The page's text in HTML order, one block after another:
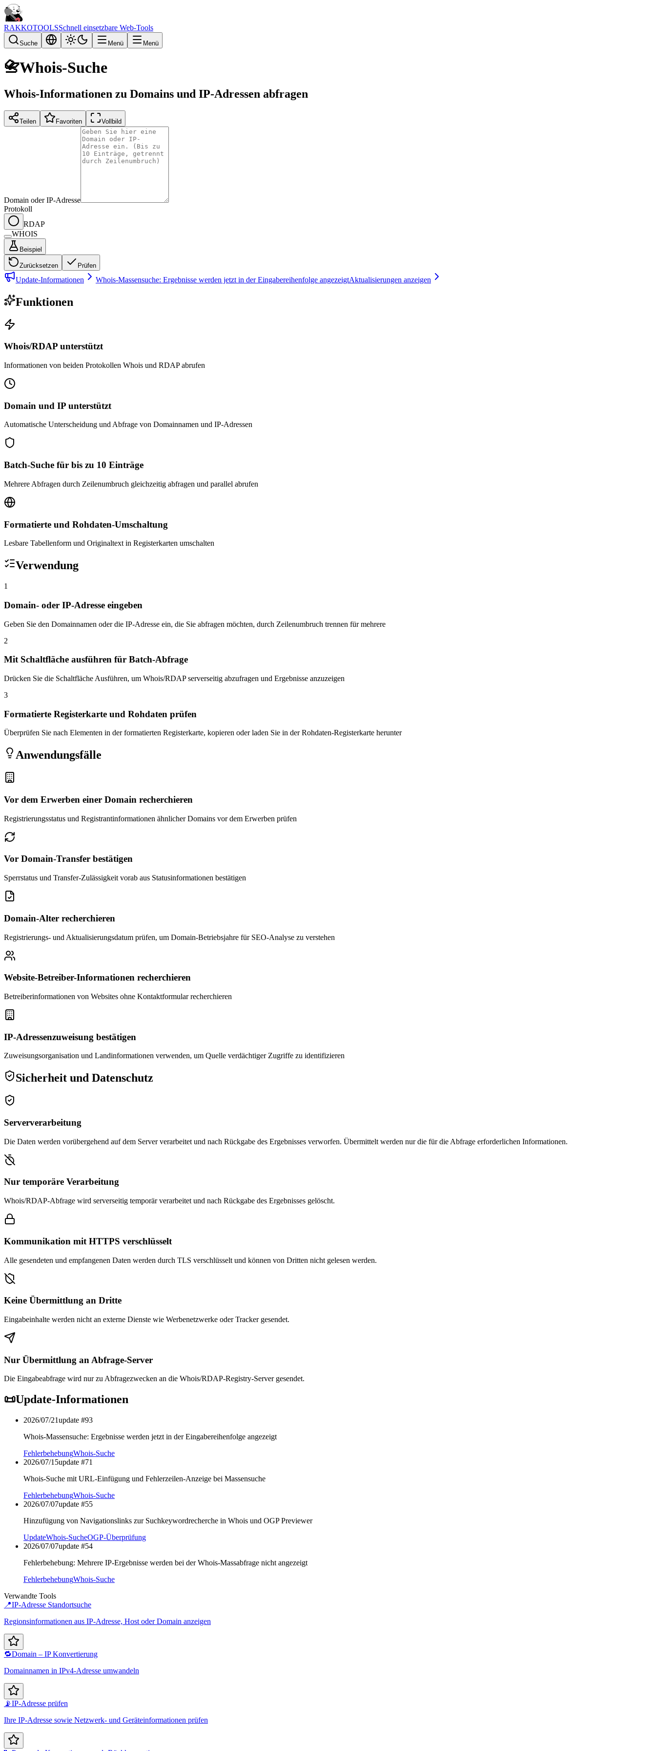
RAKKOTOOLSSchnell einsetzbare Web-Tools
Suche Menü Menü
📇Whois-Suche
Whois-Informationen zu Domains und IP-Adressen abfragen
Teilen Favoriten Vollbild
Domain oder IP-Adresse
Protokoll
RDAP
WHOIS
Beispiel
Zurücksetzen Prüfen
Update-Informationen Whois-Massensuche: Ergebnisse werden jetzt in der Eingabereihenfolge angezeigtAktualisierungen anzeigen
Funktionen
Whois/RDAP unterstützt
Informationen von beiden Protokollen Whois und RDAP abrufen
Domain und IP unterstützt
Automatische Unterscheidung und Abfrage von Domainnamen und IP-Adressen
Batch-Suche für bis zu 10 Einträge
Mehrere Abfragen durch Zeilenumbruch gleichzeitig abfragen und parallel abrufen
Formatierte und Rohdaten-Umschaltung
Lesbare Tabellenform und Originaltext in Registerkarten umschalten
Verwendung
1
Domain- oder IP-Adresse eingeben
Geben Sie den Domainnamen oder die IP-Adresse ein, die Sie abfragen möchten, durch Zeilenumbruch trennen für mehrere
2
Mit Schaltfläche ausführen für Batch-Abfrage
Drücken Sie die Schaltfläche Ausführen, um Whois/RDAP serverseitig abzufragen und Ergebnisse anzuzeigen
3
Formatierte Registerkarte und Rohdaten prüfen
Überprüfen Sie nach Elementen in der formatierten Registerkarte, kopieren oder laden Sie in der Rohdaten-Registerkarte herunter
Anwendungsfälle
Vor dem Erwerben einer Domain recherchieren
Registrierungsstatus und Registrantinformationen ähnlicher Domains vor dem Erwerben prüfen
Vor Domain-Transfer bestätigen
Sperrstatus und Transfer-Zulässigkeit vorab aus Statusinformationen bestätigen
Domain-Alter recherchieren
Registrierungs- und Aktualisierungsdatum prüfen, um Domain-Betriebsjahre für SEO-Analyse zu verstehen
Website-Betreiber-Informationen recherchieren
Betreiberinformationen von Websites ohne Kontaktformular recherchieren
IP-Adressenzuweisung bestätigen
Zuweisungsorganisation und Landinformationen verwenden, um Quelle verdächtiger Zugriffe zu identifizieren
Sicherheit und Datenschutz
Serververarbeitung
Die Daten werden vorübergehend auf dem Server verarbeitet und nach Rückgabe des Ergebnisses verworfen. Übermittelt werden nur die für die Abfrage erforderlichen Informationen.
Nur temporäre Verarbeitung
Whois/RDAP-Abfrage wird serverseitig temporär verarbeitet und nach Rückgabe des Ergebnisses gelöscht.
Kommunikation mit HTTPS verschlüsselt
Alle gesendeten und empfangenen Daten werden durch TLS verschlüsselt und können von Dritten nicht gelesen werden.
Keine Übermittlung an Dritte
Eingabeinhalte werden nicht an externe Dienste wie Werbenetzwerke oder Tracker gesendet.
Nur Übermittlung an Abfrage-Server
Die Eingabeabfrage wird nur zu Abfragezwecken an die Whois/RDAP-Registry-Server gesendet.
📜Update-Informationen
2026/07/21update #93
Whois-Massensuche: Ergebnisse werden jetzt in der Eingabereihenfolge angezeigt
FehlerbehebungWhois-Suche
2026/07/15update #71
Whois-Suche mit URL-Einfügung und Fehlerzeilen-Anzeige bei Massensuche
FehlerbehebungWhois-Suche
2026/07/07update #55
Hinzufügung von Navigationslinks zur Suchkeywordrecherche in Whois und OGP Previewer
UpdateWhois-SucheOGP-Überprüfung
2026/07/07update #54
Fehlerbehebung: Mehrere IP-Ergebnisse werden bei der Whois-Massabfrage nicht angezeigt
FehlerbehebungWhois-Suche
Verwandte Tools
📍IP-Adresse Standortsuche
Regionsinformationen aus IP-Adresse, Host oder Domain anzeigen
🔁Domain – IP Konvertierung
Domainnamen in IPv4-Adresse umwandeln
📡IP-Adresse prüfen
Ihre IP-Adresse sowie Netzwerk- und Geräteinformationen prüfen